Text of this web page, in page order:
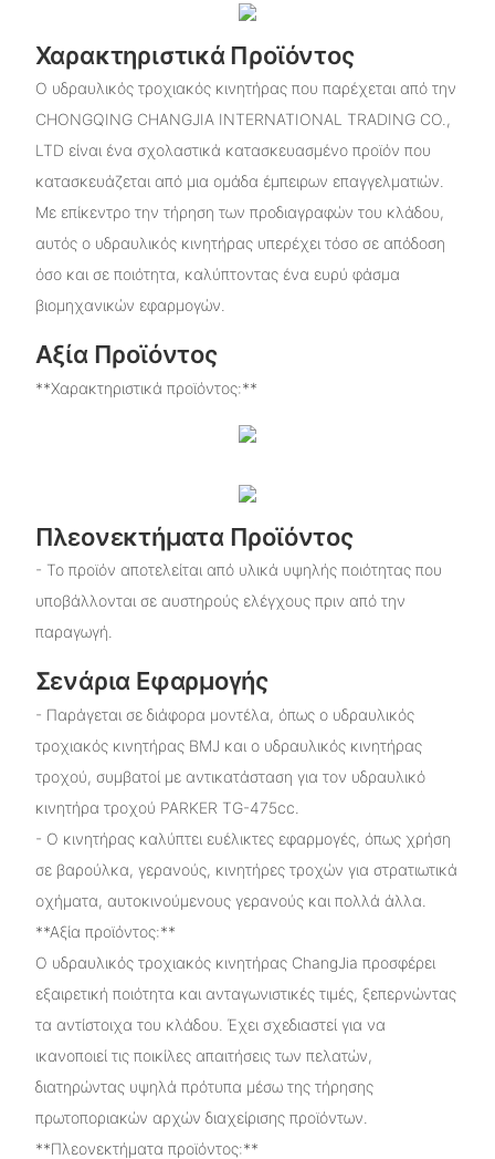
Χαρακτηριστικά Προϊόντος
Ο υδραυλικός τροχιακός κινητήρας που παρέχεται από την
CHONGQING CHANGJIA INTERNATIONAL TRADING CO.,
LTD είναι ένα σχολαστικά κατασκευασμένο προϊόν που
κατασκευάζεται από μια ομάδα έμπειρων επαγγελματιών.
Με επίκεντρο την τήρηση των προδιαγραφών του κλάδου,
αυτός ο υδραυλικός κινητήρας υπερέχει τόσο σε απόδοση
όσο και σε ποιότητα, καλύπτοντας ένα ευρύ φάσμα
βιομηχανικών εφαρμογών.
Αξία Προϊόντος
**Χαρακτηριστικά προϊόντος:**
Πλεονεκτήματα Προϊόντος
- Το προϊόν αποτελείται από υλικά υψηλής ποιότητας που
υποβάλλονται σε αυστηρούς ελέγχους πριν από την
παραγωγή.
Σενάρια Εφαρμογής
- Παράγεται σε διάφορα μοντέλα, όπως ο υδραυλικός
τροχιακός κινητήρας BMJ και ο υδραυλικός κινητήρας
τροχού, συμβατοί με αντικατάσταση για τον υδραυλικό
κινητήρα τροχού PARKER TG-475cc.
- Ο κινητήρας καλύπτει ευέλικτες εφαρμογές, όπως χρήση
σε βαρούλκα, γερανούς, κινητήρες τροχών για στρατιωτικά
οχήματα, αυτοκινούμενους γερανούς και πολλά άλλα.
**Αξία προϊόντος:**
Ο υδραυλικός τροχιακός κινητήρας ChangJia προσφέρει
εξαιρετική ποιότητα και ανταγωνιστικές τιμές, ξεπερνώντας
τα αντίστοιχα του κλάδου. Έχει σχεδιαστεί για να
ικανοποιεί τις ποικίλες απαιτήσεις των πελατών,
διατηρώντας υψηλά πρότυπα μέσω της τήρησης
πρωτοποριακών αρχών διαχείρισης προϊόντων.
**Πλεονεκτήματα προϊόντος:**